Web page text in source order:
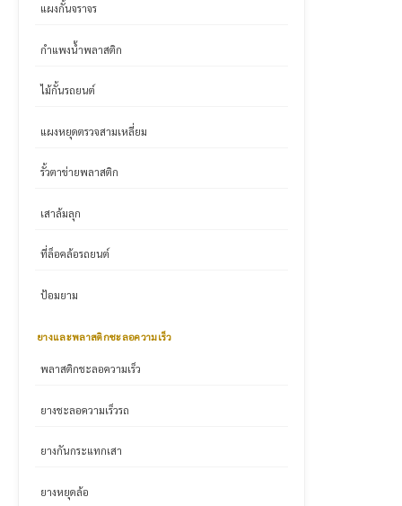
แผงกั้นจราจร
กำแพงน้ำพลาสติก
ไม้กั้นรถยนต์
แผงหยุดตรวจสามเหลี่ยม
รั้วตาข่ายพลาสติก
เสาล้มลุก
ที่ล็อคล้อรถยนต์
ป้อมยาม
ยางและพลาสติกชะลอความเร็ว
พลาสติกชะลอความเร็ว
ยางชะลอความเร็วรถ
ยางกันกระแทกเสา
ยางหยุดล้อ